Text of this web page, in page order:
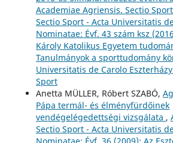
Academiae Agriensis. Sectio Sport
Sectio Sport - Acta Universitatis
Nominatae: Évf. 43 szám ksz
Károly Katolikus Egyetem
Tanulmányok a sporttudomány
Universitatis de Carolo
Sport
Anetta MÜLLER, Róbert SZABÓ,
Pápa termál- és élményfürdőinek
vendégelégedettségi vizsgálata ,
Sectio Sport - Acta Universitatis